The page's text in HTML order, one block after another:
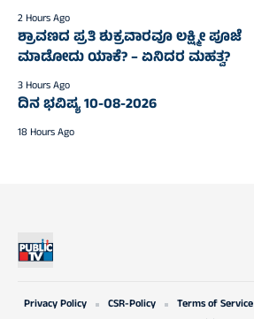
2 Hours Ago
ಶ್ರಾವಣದ ಪ್ರತಿ ಶುಕ್ರವಾರವೂ ಲಕ್ಷ್ಮೀ ಪೂಜೆ
ಮಾಡೋದು ಯಾಕೆ? – ಏನಿದರ ಮಹತ್ವ?
3 Hours Ago
ದಿನ ಭವಿಷ್ಯ 10-08-2026
18 Hours Ago
Privacy Policy CSR-Policy Terms of Service